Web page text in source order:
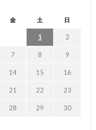
金 土 日
1 2
7 8 9
14 15 16
21 22 23
28 29 30